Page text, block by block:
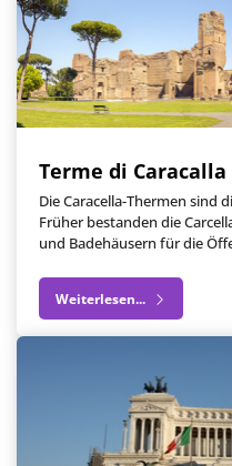
Terme di Caracalla
Die Caracella-Thermen sind
Früher bestanden die
und Badehäusern für die
Weiterlesen...